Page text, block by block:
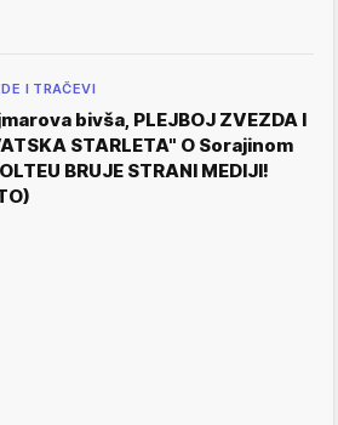
I TRAČEVI
bivša, PLEJBOJ ZVEZDA I
STARLETA" O Sorajinom
BRUJE STRANI MEDIJI!